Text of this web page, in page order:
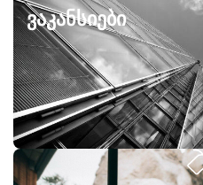
ვაკანსიები